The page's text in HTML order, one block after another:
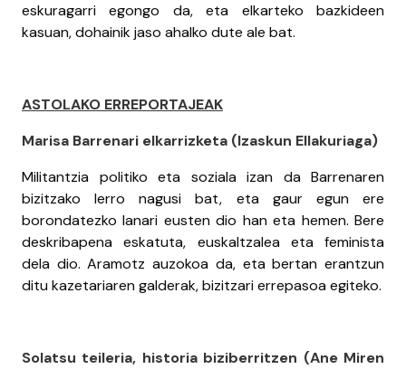
eskuragarri egongo da, eta elkarteko bazkideen
kasuan, dohainik jaso ahalko dute ale bat.
ASTOLAKO ERREPORTAJEAK
Marisa Barrenari elkarrizketa (Izaskun Ellakuriaga)
Militantzia politiko eta soziala izan da Barrenaren
bizitzako lerro nagusi bat, eta gaur egun ere
borondatezko lanari eusten dio han eta hemen. Bere
deskribapena eskatuta, euskaltzalea eta feminista
dela dio. Aramotz auzokoa da, eta bertan erantzun
ditu kazetariaren galderak, bizitzari errepasoa egiteko.
Solatsu teileria, historia biziberritzen (Ane Miren